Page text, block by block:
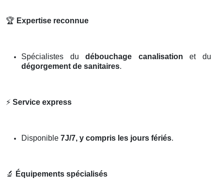
🏆 Expertise reconnue
Spécialistes dudébouchage canalisation et du
dégorgement de sanitaires.
⚡ Service express
Disponible 7J/7, y compris les jours fériés.
🔬 Équipements spécialisés